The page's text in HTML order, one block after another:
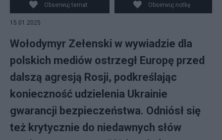
Obserwuj temat Obserwuj notkę
15.01.2025
Wołodymyr Zełenski w wywiadzie dla
polskich mediów ostrzegł Europę przed
dalszą agresją Rosji, podkreślając
konieczność udzielenia Ukrainie
gwarancji bezpieczeństwa. Odniósł się
też krytycznie do niedawnych słów